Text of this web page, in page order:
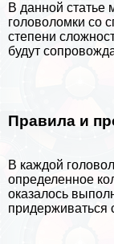
В данной
головоломки со
степени
будут
Правила и
В каждой
определенное
оказалось
придерживаться